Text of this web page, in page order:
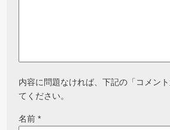
内容に問題なければ、下記の「コメン
てください。
名前*